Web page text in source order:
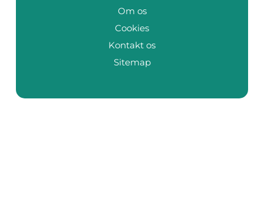
Om os
Cookies
Kontakt os
Sitemap